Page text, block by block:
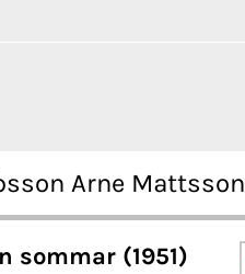
Arne Mattsson
sommar (1951)